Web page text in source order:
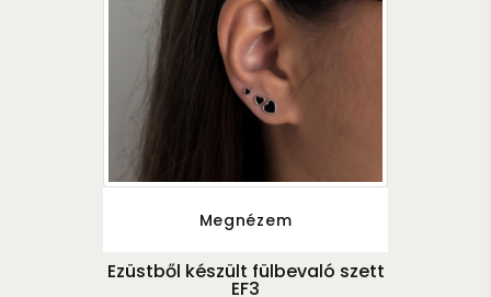
Megnézem
Ezüstből készült fülbevaló szett
EF3